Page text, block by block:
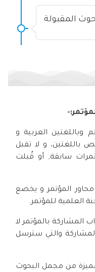
المقبولة
-
العربية و
باللغتين، و لا تقبل
سابقة, أو قُبلت
المؤتمر و يخضع
العلمية للمؤتمر.
المشاركة بالمؤتمر لا
المشاركة والتي سترسل
من مجمل البحوث